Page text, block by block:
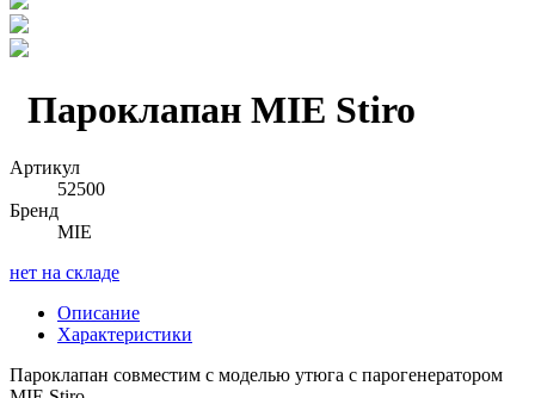
Пароклапан MIE Stiro
Артикул
52500
Бренд
MIE
нет на складе
Описание
Характеристики
Пароклапан совместим с моделью утюга с парогенератором